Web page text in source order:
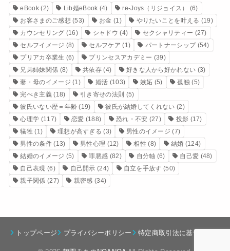
eBook(2) Lib婚eBook (4) re-Joys（リジョイス）
(6)
お客さまのご感想 (53) お金 (1) やりたいことを叶える (19)
カウンセリング (16) シャドウ (4) セクシャリティー (27)
セルフイメージ (8) セルフケア (1) パートナーシップ(54)
プリアカ卒業生 (6) プリンセスアカデミー (39)
兄弟姉妹関係 (8) 共依存 (4) 好きな人から好かれない (3)
妻・母のイメージ (1) 婚活 (103) 嫉妬 (5) 孤独 (5)
完ぺき主義(18) 引き寄せの法則 (5)
彼氏いない歴＝年齢 (19) 彼氏が結婚してくれない (2)
心理学 (117) 恋愛 (188) 恐れ・不安 (27) 投影 (17)
犠牲 (1) 理想が高すぎる (3) 男性のイメージ (7)
男性の条件(13) 男性心理 (12) 相性 (8) 結婚 (124)
結婚のイメージ (5) 罪悪感 (82) 自分軸 (6) 自己愛 (48)
自己表現 (6) 自己開示 (24) 自立を手放す (50)
親子関係 (27) 親密感 (34)
トップページ プライバシーポリシー 特定商取引法に基づく表記